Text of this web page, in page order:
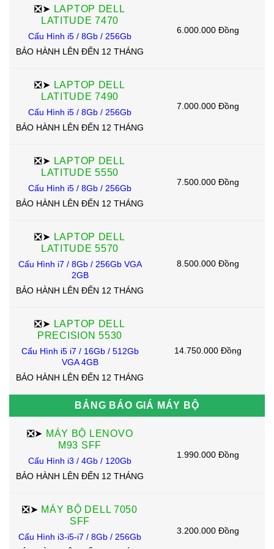
❎➤ LAPTOP DELL
LATITUDE 7470
Cấu Hình i5 / 8Gb / 256Gb
BẢO HÀNH LÊN ĐẾN 12 THÁNG
6.000.000 Đồng
❎➤ LAPTOP DELL
LATITUDE 7490
Cấu Hình i5 / 8Gb / 256Gb
BẢO HÀNH LÊN ĐẾN 12 THÁNG
7.000.000 Đồng
❎➤ LAPTOP DELL
LATITUDE 5550
Cấu Hình i5 / 8Gb / 256Gb
BẢO HÀNH LÊN ĐẾN 12 THÁNG
7.500.000 Đồng
❎➤ LAPTOP DELL
LATITUDE 5570
Cấu Hình i7 / 8Gb / 256Gb VGA
2GB
BẢO HÀNH LÊN ĐẾN 12 THÁNG
8.500.000 Đồng
❎➤ LAPTOP DELL
PRECISION 5530
Cấu Hình i5 i7 / 16Gb / 512Gb
VGA 4GB
BẢO HÀNH LÊN ĐẾN 12 THÁNG
14.750.000 Đồng
BẢNG BÁO GIÁ MÁY BỘ
❎➤ MÁY BỘ LENOVO
M93 SFF
Cấu Hình i3 / 4Gb / 120Gb
BẢO HÀNH LÊN ĐẾN 12 THÁNG
1.990.000 Đồng
❎➤ MÁY BỘ DELL 7050
SFF
Cấu Hình i3-i5-i7 / 8Gb / 256Gb
3.200.000 Đồng